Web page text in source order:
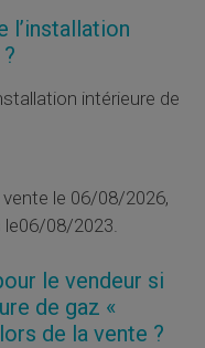
l’installation
intérieure de
le 06/08/2026,
08/2023.
le vendeur si
de gaz «
de la vente ?